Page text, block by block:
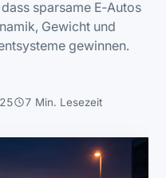
sparsame E‑Autos
Gewicht und
gewinnen.
7 Min. Lesezeit